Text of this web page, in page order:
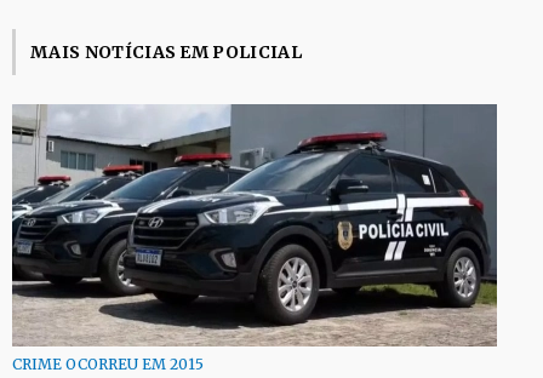
MAIS NOTÍCIAS EM POLICIAL
CRIME OCORREU EM 2015